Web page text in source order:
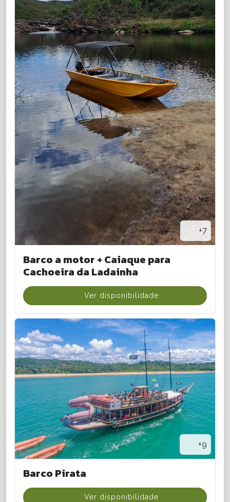
+7
Barco a motor + Caiaque para
Cachoeira da Ladainha
Ver disponibilidade
+9
Barco Pirata
Ver disponibilidade